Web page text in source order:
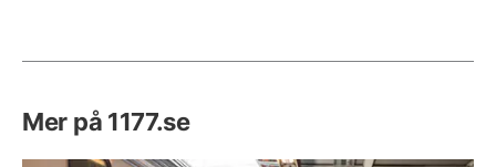
Mer på 1177.se